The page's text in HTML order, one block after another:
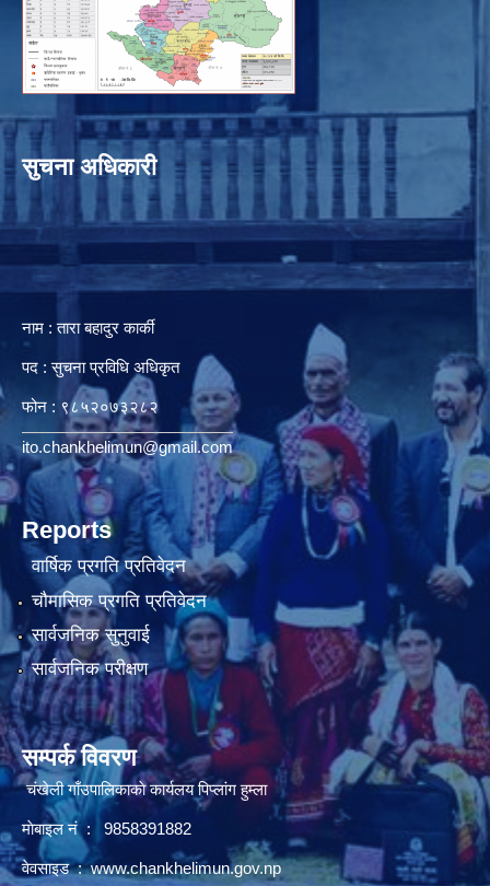
सुचना अधिकारी
नाम : तारा बहादुर कार्की
पद : सुचना प्रविधि अधिकृत
फोन : ९८५२०७३२८२
ito.chankhelimun@gmail.com
Reports
वार्षिक प्रगति प्रतिवेदन
चौमासिक प्रगति प्रतिवेदन
सार्वजनिक सुनुवाई
सार्वजनिक परीक्षण
सम्पर्क विवरण
चंखेली गाँउपालिकाकाे कार्यलय पिप्लांग हुम्ला
माेबाइल नं : 9858391882
वेवसाइड :www.chankhelimun.gov.np